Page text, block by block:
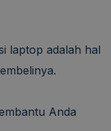
laptop adalah hal
Anda